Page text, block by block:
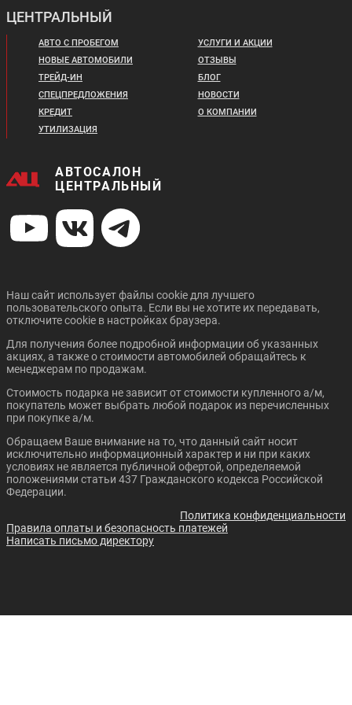
Цена от:
В кредит от:
35 321 ₽/мес.
В кредит от:
27 079 ₽/мес.
CHANGAN UNI-K
Цена от:
3 009 720 ₽
CHANGAN CS55 PLUS
CHANGAN UNI-T
Цена от:
2 079 720 ₽
В кредит от:
CHANGAN CS35 PLUS
NEW
Цена от:
2 384 720 ₽
В кредит от:
CHANGAN CS75 PLUS CHANGAN CS95
ЦЕНТРАЛЬНЫЙ
АВТО С ПРОБЕГОМ
НОВЫЕ АВТОМОБИЛИ
ТРЕЙД-ИН
СПЕЦПРЕДЛОЖЕНИЯ
КРЕДИТ
УТИЛИЗАЦИЯ
УСЛУГИ И АКЦИИ
ОТЗЫВЫ
БЛОГ
НОВОСТИ
О КОМПАНИИ
АВТОСАЛОН
ЦЕНТРАЛЬНЫЙ
Наш сайт использует файлы cookie для лучшего
пользовательского опыта. Если вы не хотите их передавать,
отключите cookie в настройках браузера.
Для получения более подробной информации об указанных
акциях, а также о стоимости автомобилей обращайтесь к
менеджерам по продажам.
Стоимость подарка не зависит от стоимости купленного а/м,
покупатель может выбрать любой подарок из перечисленных
при покупке а/м.
Обращаем Ваше внимание на то, что данный сайт носит
исключительно информационный характер и ни при каких
условиях не является публичной офертой, определяемой
положениями статьи 437 Гражданского кодекса Российской
Федерации.
Политика конфиденциальности
Правила оплаты и безопасность платежей
Написать письмо директору